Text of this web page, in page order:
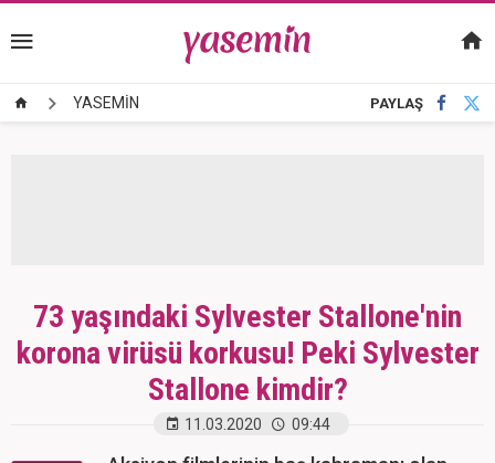
YASEMİN PAYLAŞ
73 yaşındaki Sylvester Stallone'nin
korona virüsü korkusu! Peki Sylvester
Stallone kimdir?
11.03.2020 09:44